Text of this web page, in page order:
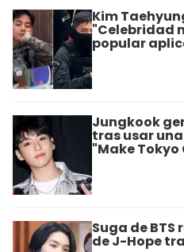
Kim
"Celebridad
popular
Jungkook
tras usar
"Make
Suga de
de J-Hope